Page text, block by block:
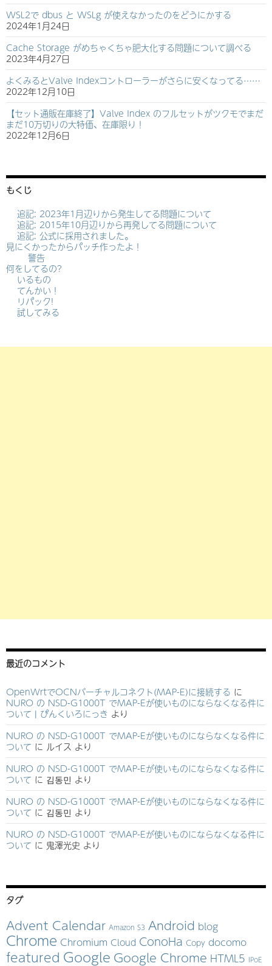
WSL2で dbus と WSLg が使えなかったのをどうにかする
2024年1月24日
Cache Storage がめちゃくちゃ肥大化する問題について調べる
2023年4月27日
よくみるとValve Indexコントローラーがさらに安くなってる……
2022年12月10日
【セット通販在庫終了】Valve Index のフルセットがツクモでまだ
まだ10万切りの大特価、在庫限り！
2022年12月6日
もくじ
追記: 2023年1月辺りから発生してる問題について
追記: 2015年10月辺りから再発してる問題について
追記: 公式に採用されました。
見にくかったからパッチ作ったよ！
警告
何をしてるの?
いるもの
てんかい！
リパック!
試してみる
最近のコメント
OpenWrtでOCNバーチャルコネクト(MAP-E)に接続する に
NURO の NSD-G1000T でMAP-Eが使いものにならなくなる件に
ついて | ぴんくいろにっき より
NURO の NSD-G1000T でMAP-Eが使いものにならなくなる件に
ついて に ルイス より
NURO の NSD-G1000T でMAP-Eが使いものにならなくなる件に
ついて に 김동민 より
NURO の NSD-G1000T でMAP-Eが使いものにならなくなる件に
ついて に 김동민 より
NURO の NSD-G1000T でMAP-Eが使いものにならなくなる件に
ついて に 鬼澤光史 より
タグ
Advent Calendar Amazon S3 Android blog
Chrome Chromium Cloud ConoHa Copy docomo
featured Google Google Chrome HTML5 IPoE